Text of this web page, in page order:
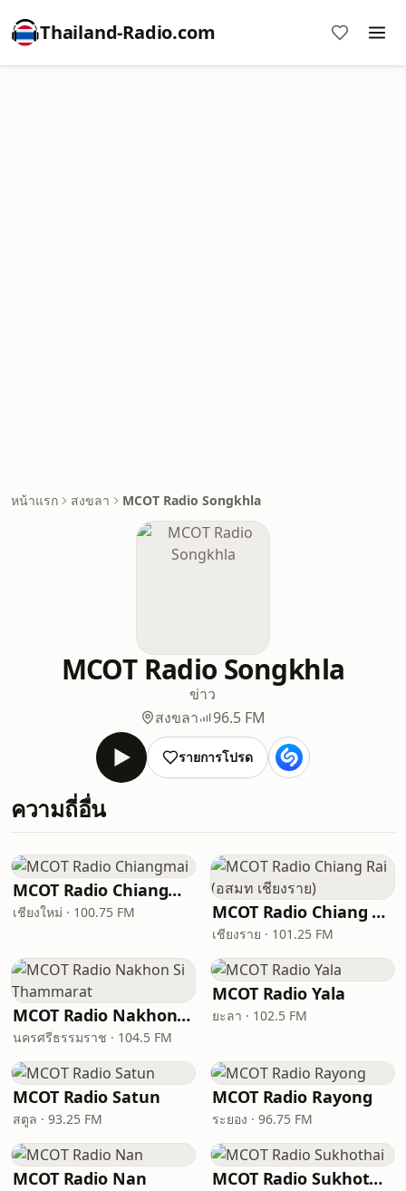
Thailand-Radio.com
หน้าแรก สงขลา MCOT Radio Songkhla
MCOT Radio Songkhla
ข่าว
สงขลา
96.5 FM
รายการโปรด
ความถี่อื่น
MCOT Radio Chiangmai
เชียงใหม่ · 100.75 FM MCOT Radio Chiang Rai (อสมท เชียงราย)
เชียงราย · 101.25 FM
MCOT Radio Nakhon Si Thammarat
นครศรีธรรมราช · 104.5 FM
MCOT Radio Yala
ยะลา · 102.5 FM
MCOT Radio Satun
สตูล · 93.25 FM
MCOT Radio Rayong
ระยอง · 96.75 FM
MCOT Radio Nan MCOT Radio Sukhothai